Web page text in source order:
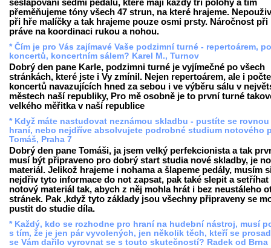
sešlapování sedmi pedálů, které mají každý tři polohy a tím
přeměňujeme tóny všech 47 strun, na které hrajeme.
při hře malíčky a tak hrajeme pouze osmi prsty. Náročnost při
práve na koordinaci rukou a nohou.
* Čím je pro Vás zajímavé Vaše podzimní turné - repertoárem,
koncertů, koncertním sálem? Karel M., Turnov
Dobrý den pane Karle, podzimni turné je vyjímečné po všech
stránkách, které jste i Vy zmínil. Nejen repertoárem, ale i
koncertů navazujících hned za sebou i ve výběru sálu v
městech naší republiky, Pro mě osobně je to první turné
velkého měřitka v naší republice
* Když máte nastudovat neznámou skladbu - pustíte se rovnou
hraní, nebo nejdříve absolvujete podrobné studium notového
Tomáš, Praha 7
Dobrý den pane Tomáši, ja jsem velký perfekcionista a tak
musí být připraveno pro dobrý start studia nové skladby, je
materiál. Jelikož hrajeme i nohama a šlapeme pedály, musím
nejdřiv tyto informace do not zapsat, pak také slepit a setříhat
notový materiál tak, abych z něj mohla hrát i bez neustáleho
stránek. Pak ,když tyto základy jsou všechny připraveny se
pustit do studie díla.
* Každý, kdo se rozhodne pro hraní na hudební nástroj, musí
s tím, že je jen pár vyvolených, jen několik těch, kteří se
se Vám dařilo vyrovnat se s touto skutečností? Radek od Brna